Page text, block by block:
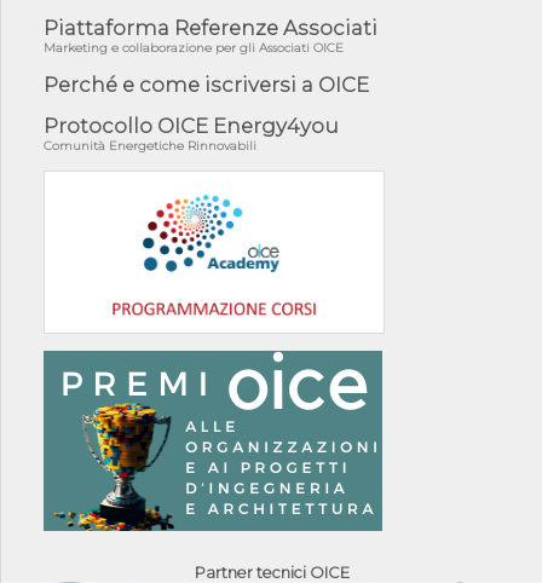
Piattaforma Referenze Associati
Marketing e collaborazione per gli Associati OICE
Perché e come iscriversi a OICE
Protocollo OICE Energy4you
Comunità Energetiche Rinnovabili
Partner tecnici OICE